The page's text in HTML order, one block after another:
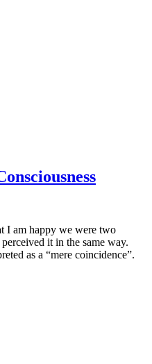
I am happy we were two
it in the same way.
as a “mere coincidence”.